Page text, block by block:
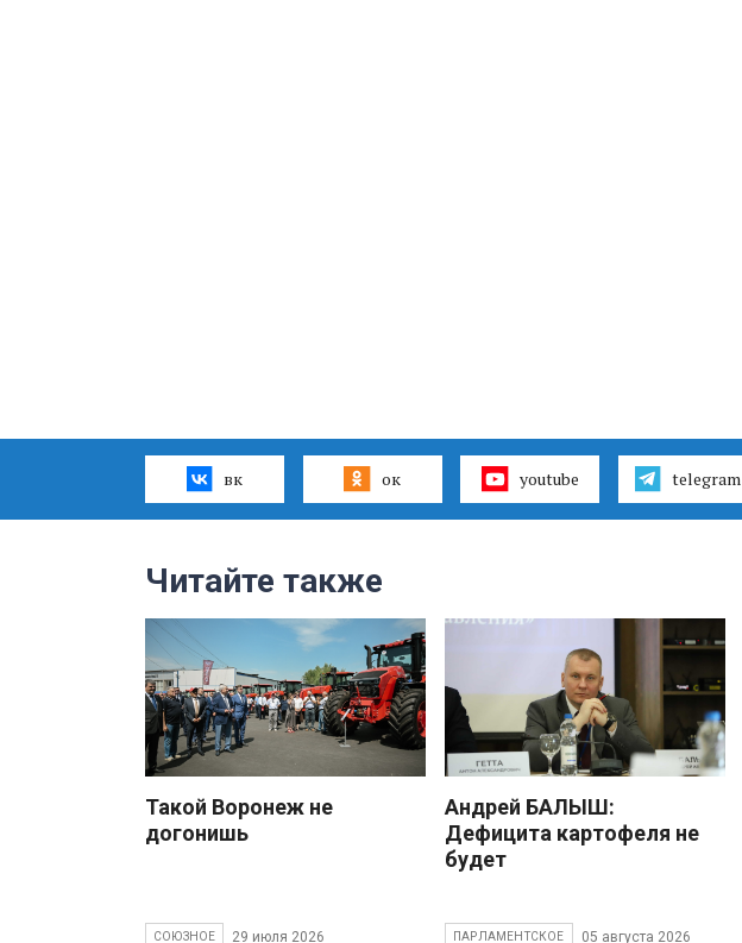
вк ок youtube telegram
Читайте также
Такой Воронеж не
догонишь
СОЮЗНОЕ 29 июля 2026
Андрей БАЛЫШ:
Дефицита картофеля не
будет
ПАРЛАМЕНТСКОЕ 05 августа 2026